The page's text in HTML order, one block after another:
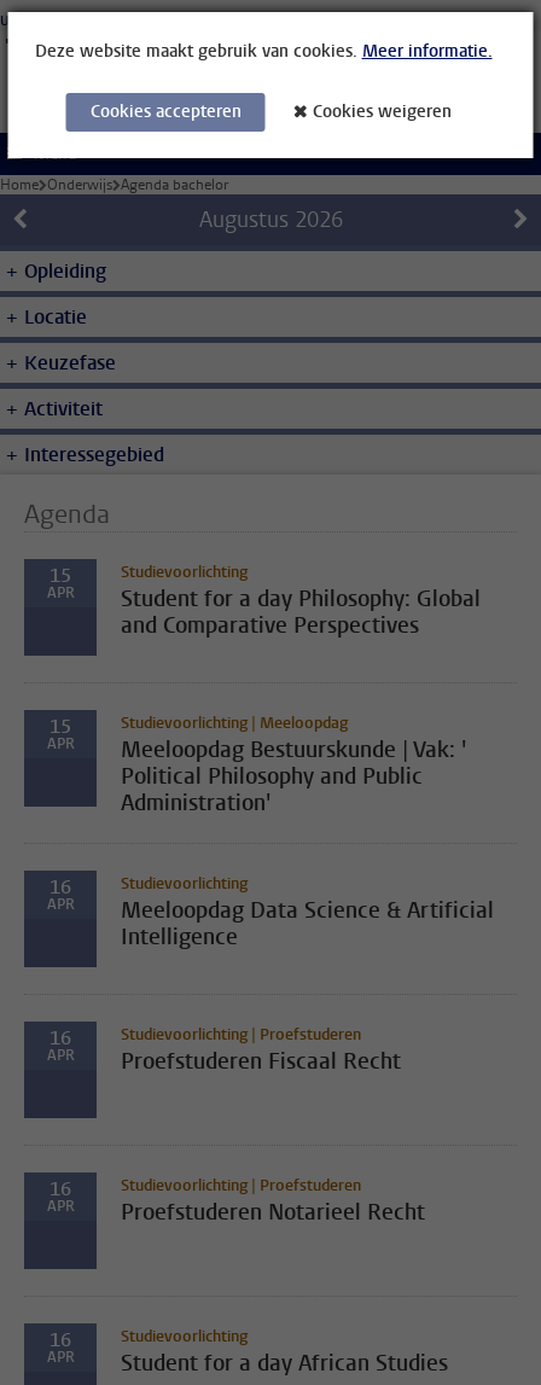
Universiteit Leiden
Menu
Home Onderwijs Agenda bachelor
Augustus 2026
Opleiding
Locatie
Keuzefase
Activiteit
Interessegebied
Agenda
15
APR
Studievoorlichting
Student for a day Philosophy: Global
and Comparative Perspectives
15
APR
Studievoorlichting | Meeloopdag
Meeloopdag Bestuurskunde | Vak: '
Political Philosophy and Public
Administration'
16
APR
Studievoorlichting
Meeloopdag Data Science & Artificial
Intelligence
16
APR
Studievoorlichting | Proefstuderen
Proefstuderen Fiscaal Recht
16
APR
Studievoorlichting | Proefstuderen
Proefstuderen Notarieel Recht
16
APR
Studievoorlichting
Student for a day African Studies
Deze website maakt gebruik van cookies. Meer informatie.
Cookies accepteren Cookies weigeren